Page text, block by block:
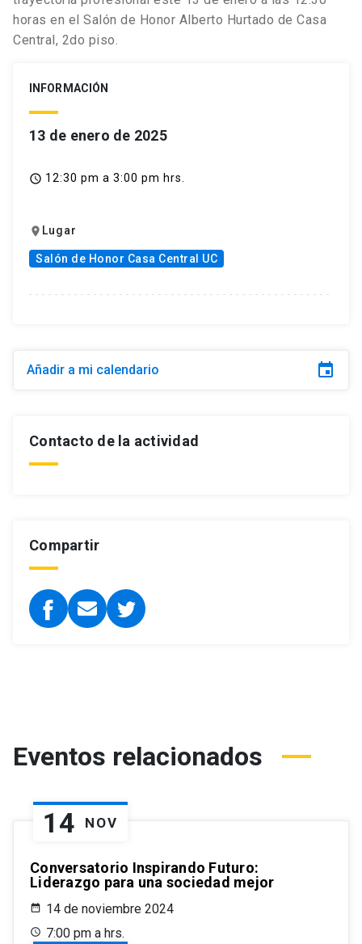
horas en el Salón de Honor Alberto Hurtado de Casa
Central, 2do piso.
INFORMACIÓN
13 de enero de 2025
access_time 12:30 pm a 3:00 pm hrs.
location_on Lugar
Salón de Honor Casa Central UC
Añadir a mi calendario event
Contacto de la actividad
Compartir
Eventos relacionados
14 NOV
Conversatorio Inspirando Futuro:
Liderazgo para una sociedad mejor
14 de noviembre 2024
7:00 pm a hrs.